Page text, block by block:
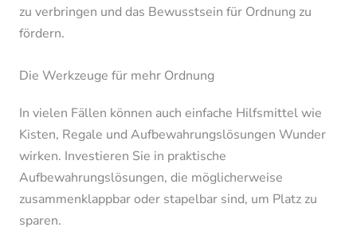
zu verbringen und das Bewusstsein für Ordnung zu
fördern.
Die Werkzeuge für mehr Ordnung
In vielen Fällen können auch einfache Hilfsmittel wie
Kisten, Regale und Aufbewahrungslösungen Wunder
wirken. Investieren Sie in praktische
Aufbewahrungslösungen, die möglicherweise
zusammenklappbar oder stapelbar sind, um Platz zu
sparen.